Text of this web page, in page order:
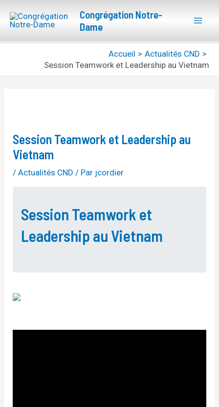
Congrégation Notre-
Dame
Accueil
Actualités CND
Session Teamwork et Leadership au Vietnam
Session Teamwork et Leadership au
Vietnam
/Actualités CND / Par jcordier
Session Teamwork et
Leadership au Vietnam
des